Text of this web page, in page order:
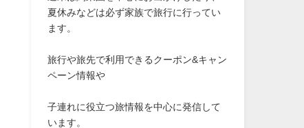
夏休みなどは必ず家族で旅行に行ってい
ます。
旅行や旅先で利用できるクーポン&キャン
ペーン情報や
子連れに役立つ旅情報を中心に発信して
います。